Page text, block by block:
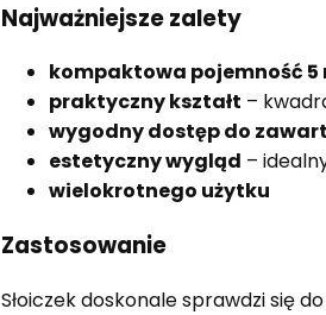
Najważniejsze zalety
kompaktowa pojemność 5
praktyczny kształt –
wygodny dostęp do
estetyczny wygląd –
wielokrotnego użytku
Zastosowanie
Słoiczek doskonale sprawdzi się